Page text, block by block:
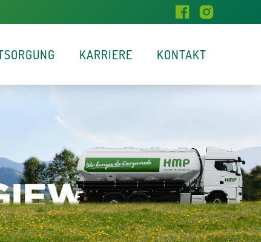
KARRIERE KONTAKT